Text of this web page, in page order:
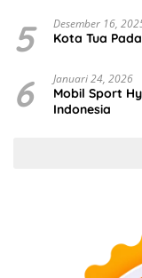
5 Desember 16,
Kota Tua
6 Januari 24, 2026
Mobil Sport
Indonesia